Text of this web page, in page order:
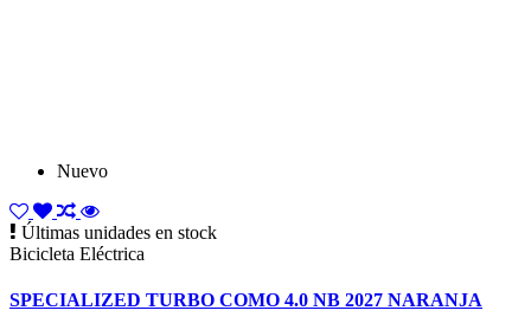
Nuevo
Últimas unidades en stock
Bicicleta Eléctrica
SPECIALIZED TURBO COMO 4.0 NB 2027 NARANJA